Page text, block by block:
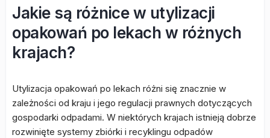
Jakie są różnice w utylizacji
opakowań po lekach w różnych
krajach?
Utylizacja opakowań po lekach różni się znacznie w
zależności od kraju i jego regulacji prawnych dotyczących
gospodarki odpadami. W niektórych krajach istnieją dobrze
rozwinięte systemy zbiórki i recyklingu odpadów